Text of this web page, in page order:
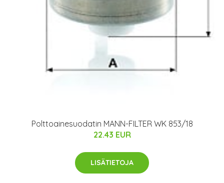
Polttoainesuodatin MANN-FILTER WK 853/18
22.43 EUR
LISÄTIETOJA